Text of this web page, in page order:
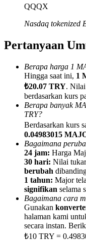
Undang teman
BTC Welcome Rewards
BTC Welcome
Deposit & Trade
QQQX
Nasdaq tokenized
Pertanyaan
Berapa harga 1
Hingga saat ini, 1
₺20.07 TRY.
berdasarkan kurs
Berapa banyak
TRY?
Berdasarkan kurs
0.04983015
Bagaimana
24 jam: Harga
30 hari: Nilai
berubah
1 tahun: Major
signifikan selama
Bagaimana cara
Gunakan
halaman kami
secara instan.
₺10 TRY =